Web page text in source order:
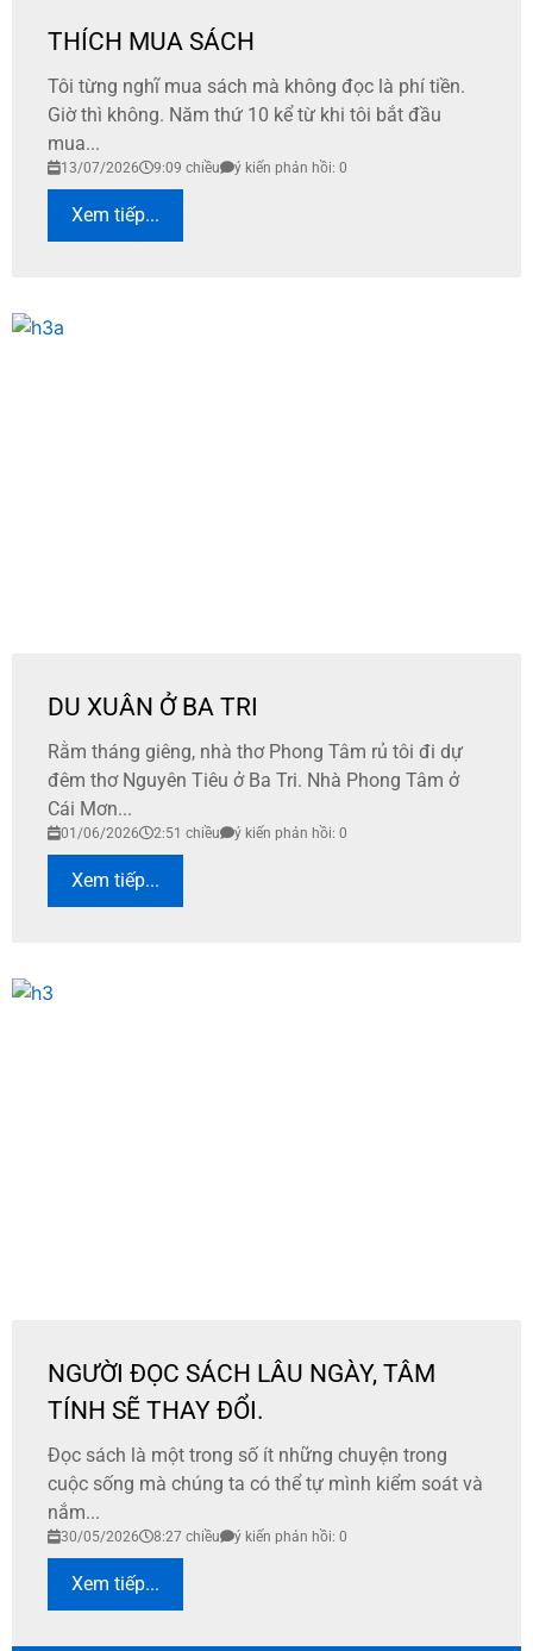
THÍCH MUA SÁCH
Tôi từng nghĩ mua sách mà không đọc là phí tiền.
Giờ thì không. Năm thứ 10 kể từ khi tôi bắt đầu
mua...
13/07/2026 9:09 chiều ý kiến phản hồi: 0
Xem tiếp...
DU XUÂN Ở BA TRI
Rằm tháng giêng, nhà thơ Phong Tâm rủ tôi đi dự
đêm thơ Nguyên Tiêu ở Ba Tri. Nhà Phong Tâm ở
Cái Mơn...
01/06/2026 2:51 chiều ý kiến phản hồi: 0
Xem tiếp...
NGƯỜI ĐỌC SÁCH LÂU NGÀY, TÂM
TÍNH SẼ THAY ĐỔI.
Đọc sách là một trong số ít những chuyện trong
cuộc sống mà chúng ta có thể tự mình kiểm soát và
nắm...
30/05/2026 8:27 chiều ý kiến phản hồi: 0
Xem tiếp...